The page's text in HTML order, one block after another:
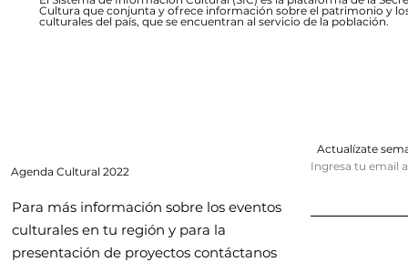
Cultura que conjunta y ofrece información sobre el patrimonio y
culturales del país, que se encuentran al servicio de la población.
Agenda Cultural 2022
Para más información sobre los eventos
culturales en tu región y para la
presentación de proyectos contáctanos
Actualízate
Ingresa tu email